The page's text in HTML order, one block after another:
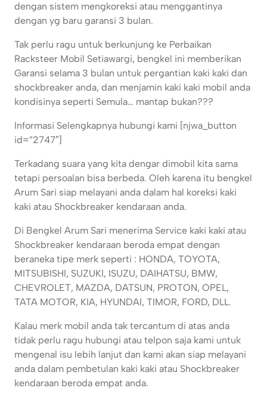
dengan sistem mengkoreksi atau menggantinya
dengan yg baru garansi 3 bulan.
Tak perlu ragu untuk berkunjung ke Perbaikan
Racksteer Mobil Setiawargi, bengkel ini memberikan
Garansi selama 3 bulan untuk pergantian kaki kaki dan
shockbreaker anda, dan menjamin kaki kaki mobil anda
kondisinya seperti Semula… mantap bukan???
Informasi Selengkapnya hubungi kami [njwa_button
id=”2747″]
Terkadang suara yang kita dengar dimobil kita sama
tetapi persoalan bisa berbeda. Oleh karena itu bengkel
Arum Sari siap melayani anda dalam hal koreksi kaki
kaki atau Shockbreaker kendaraan anda.
Di Bengkel Arum Sari menerima Service kaki kaki atau
Shockbreaker kendaraan beroda empat dengan
beraneka tipe merk seperti : HONDA, TOYOTA,
MITSUBISHI, SUZUKI, ISUZU, DAIHATSU, BMW,
CHEVROLET, MAZDA, DATSUN, PROTON, OPEL,
TATA MOTOR, KIA, HYUNDAI, TIMOR, FORD, DLL.
Kalau merk mobil anda tak tercantum di atas anda
tidak perlu ragu hubungi atau telpon saja kami untuk
mengenal isu lebih lanjut dan kami akan siap melayani
anda dalam pembetulan kaki kaki atau Shockbreaker
kendaraan beroda empat anda.